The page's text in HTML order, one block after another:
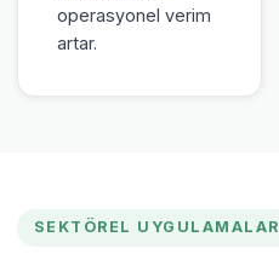
operasyonel verim
artar.
SEKTÖREL UYGULAMALAR